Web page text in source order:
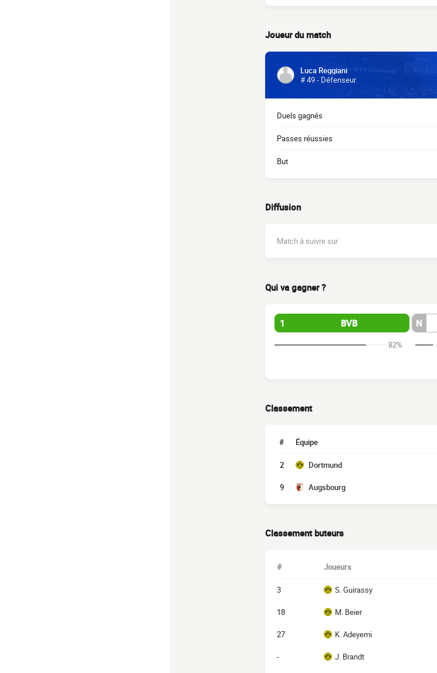
Joueur du match
Luca Reggiani
# 49 - Défenseur
Duels gagnés
Passes réussies
But
Diffusion
Match à suivre sur
Qui va gagner ?
1 BVB N
82%
Classement
# Équipe
2 Dortmund
9 Augsbourg
Classement buteurs
# Joueurs
3 S. Guirassy
18 M. Beier
27 K. Adeyemi
- J. Brandt